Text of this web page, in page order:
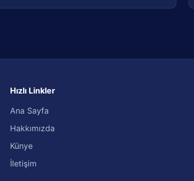
Hızlı Linkler
Ana Sayfa
Hakkımızda
Künye
İletişim